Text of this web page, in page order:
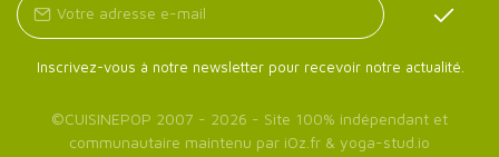
Inscrivez-vous à notre newsletter pour recevoir notre actualité.
©CUISINEPOP 2007 - 2026 - Site 100% indépendant et
communautaire maintenu par iOz.fr & yoga-stud.io